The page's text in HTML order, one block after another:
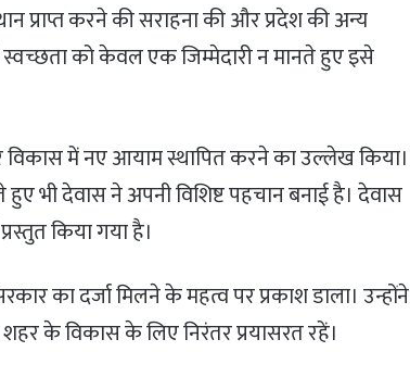
प्राप्त करने की सराहना की और प्रदेश की अन्य
को केवल एक जिम्मेदारी न मानते हुए इसे
विकास में नए आयाम स्थापित करने का उल्लेख किया।
भी देवास ने अपनी विशिष्ट पहचान बनाई है। देवास
किया गया है।
का दर्जा मिलने के महत्व पर प्रकाश डाला। उन्होंने
के विकास के लिए निरंतर प्रयासरत रहें।